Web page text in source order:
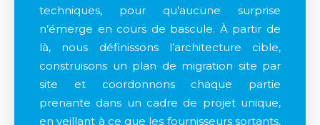
techniques, pour qu’aucune surprise
n’émerge en cours de bascule. À partir de
là, nous définissons l’architecture cible,
construisons un plan de migration site par
site et coordonnons chaque partie
prenante dans un cadre de projet unique,
en veillant à ce que les fournisseurs sortants,